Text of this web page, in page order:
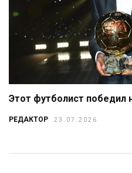
Этот футболист победил
РЕДАКТОР 23.07.2026